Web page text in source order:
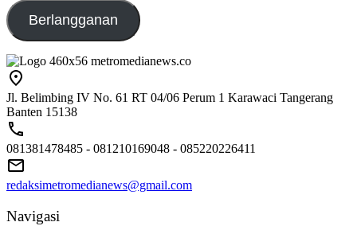
Berlangganan
Jl. Belimbing IV No. 61 RT 04/06 Perum 1 Karawaci Tangerang
Banten 15138
081381478485 - 081210169048 - 085220226411
redaksimetromedianews@gmail.com
Navigasi